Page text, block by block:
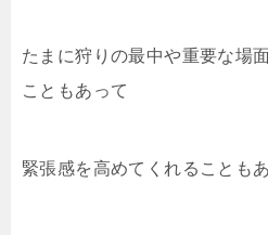
たまに狩りの最中や重要な場
こともあって
緊張感を高めてくれることも